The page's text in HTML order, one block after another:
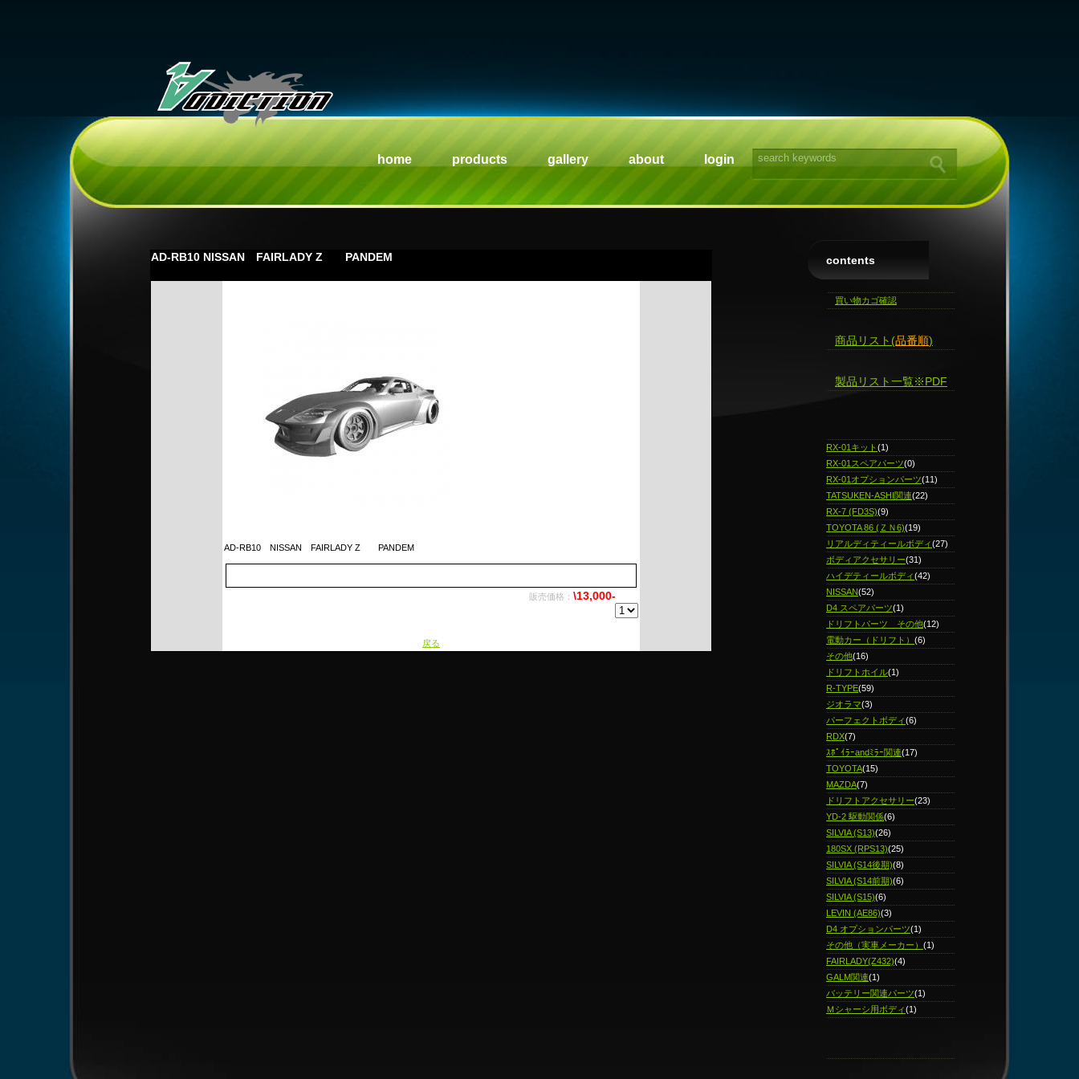
home products gallery about login
AD-RB10 NISSAN FAIRLADY Z PANDEM
AD-RB10 NISSAN FAIRLADY Z PANDEM
販売価格： \13,000-
戻る
contents
買い物カゴ確認
商品リスト(品番順)
製品リスト一覧※PDF
RX-01キット (1)
RX-01スペアパーツ(0)
RX-01オプションパーツ(11)
TATSUKEN-ASHI関連(22)
RX-7 (FD3S)(9)
TOYOTA 86 (ＺＮ6)(19)
リアルディティールボディ(27)
ボディアクセサリー(31)
ハイデティールボディ(42)
NISSAN(52)
D4 スペアパーツ(1)
ドリフトパーツ その他(12)
電動カー（ドリフト） (6)
その他(16)
ドリフトホイル(1)
R-TYPE(59)
ジオラマ(3)
パーフェクトボディ(6)
RDX(7)
ｽﾎﾟｲﾗｰandﾐﾗｰ関連(17)
TOYOTA(15)
MAZDA(7)
ドリフトアクセサリー(23)
YD-2 駆動関係(6)
SILVIA (S13)(26)
180SX (RPS13)(25)
SILVIA (S14後期)(8)
SILVIA (S14前期)(6)
SILVIA (S15)(6)
LEVIN (AE86)(3)
D4 オプションパーツ(1)
その他（実車メーカー） (1)
FAIRLADY(Z432)(4)
GALM関連(1)
バッテリー関連パーツ(1)
Ｍシャーシ用ボディ(1)